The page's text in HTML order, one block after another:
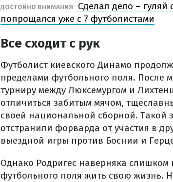
ДОСТОЙНО ВНИМАНИЯ
Сделал дело –
попрощался уже с 7 футболистами
Все сходит с рук
Футболист киевского Динамо
пределами футбольного поля. После
турниру между Люксемургом и
отличиться забитым мячом,
своей национальной сборной. Такой
отстранили форварда от участия в
выездной игры против Боснии и
Однако Родригес наверняка слишком
футбольного поля жить свою жизнь.